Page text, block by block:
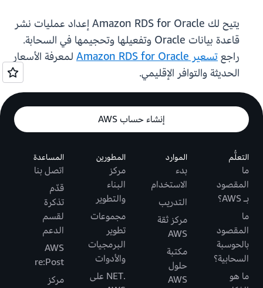
يتيح لك Amazon RDS for Oracle إعداد عمليات نشر
قاعدة بيانات Oracle وتفعيلها وتحجيمها في السحابة.
راجعتسعير Amazon RDS for Oracle
لمعرفة الأسعار
الحديثة والتوافر الإقليمي.
إنشاء حساب AWS
التعلُّم
ما
المقصود
بـ AWS؟
ما
المقصود
بالحوسبة
السحابية؟
ما هو
الموارد
بدء
الاستخدام
التدريب
مركز ثقة
AWS
مكتبة
حلول
AWS
المطورين
مركز
البناء
والتطوير
مجموعات
تطوير
البرمجيات
والأدوات
.NET على
المساعدة
اتصل بنا
قدّم
تذكرة
لقسم
الدعم
AWS
re:Post
مركز